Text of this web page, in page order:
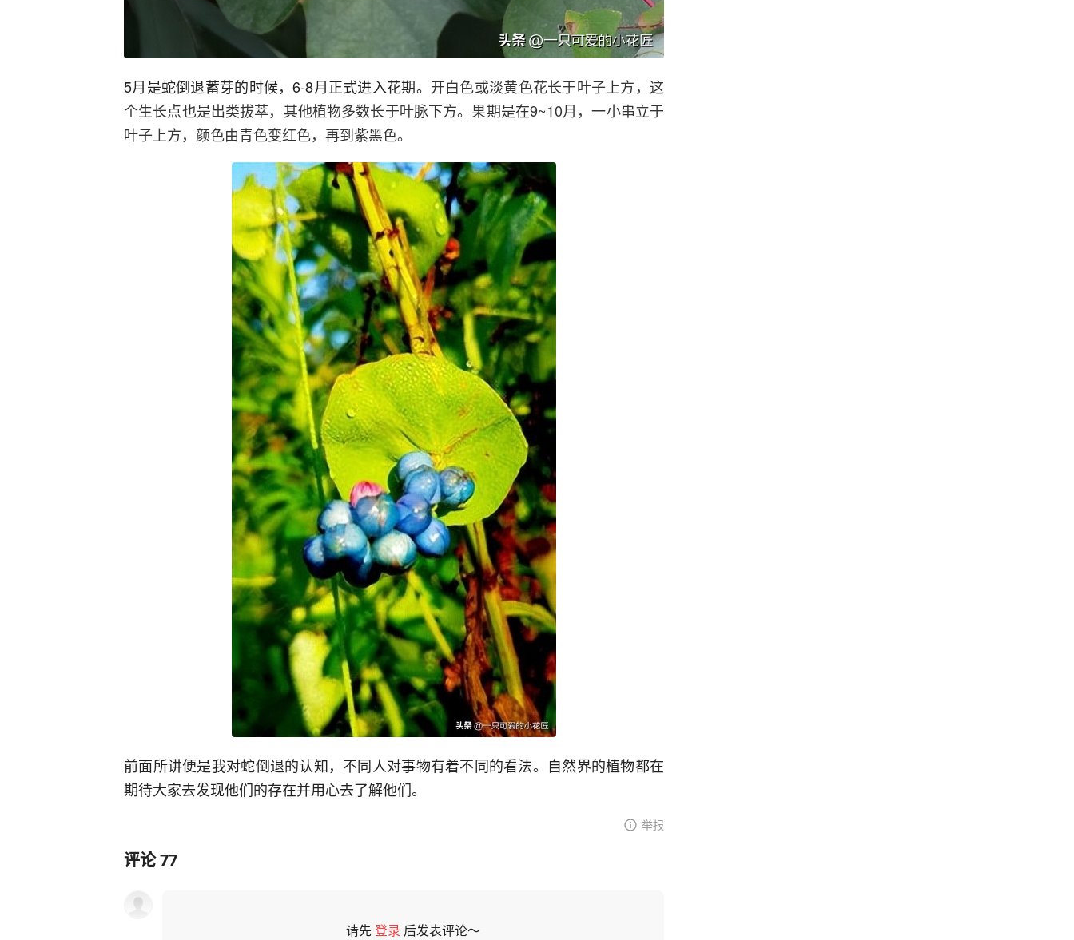
5月是蛇倒退蓄芽的时候，6-8月正式进入花期。 开白色或淡黄色花长于叶子上方，这
个生长点也是出类拔萃，其他植物多数长于叶脉下方。果期是在9~10月，一小串立于
叶子上方，颜色由青色变红色，再到紫黑色。
前面所讲便是我对蛇倒退的认知，不同人对事物有着不同的看法。自然界的植物都在
期待大家去发现他们的存在并用心去了解他们。
举报
评论77
请先登录 后发表评论～